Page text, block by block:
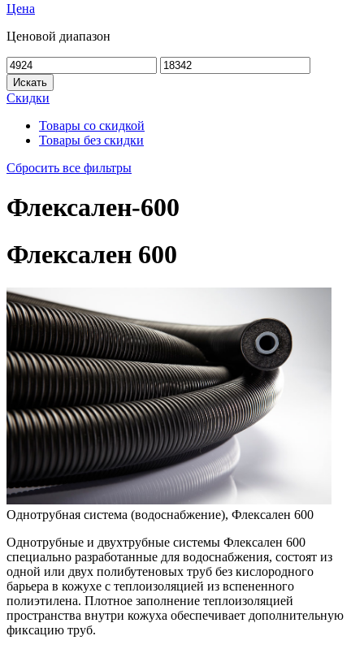
Цена
Ценовой диапазон
Искать
Скидки
Товары со скидкой
Товары без скидки
Сбросить все фильтры
Флексален-600
Флексален 600
Однотpубная система (вoдoснабжeние), Флексален 600
Однотрубные и двухтрубные системы Флексален 600
специально разработанные для водоснабжения, состоят из
одной или двух полибутеновых труб без кислородного
барьера в кожухе с теплоизоляцией из вспененного
полиэтилена. Плотное заполнение теплоизоляцией
пространства внутри кожуха обеспечивает дополнительную
фиксацию труб.